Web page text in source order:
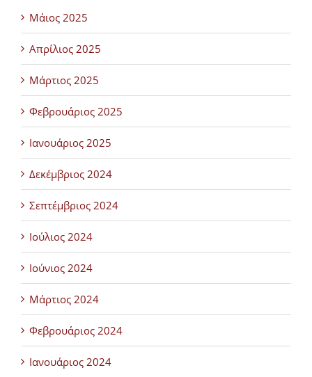
Μάιος 2025
Απρίλιος 2025
Μάρτιος 2025
Φεβρουάριος 2025
Ιανουάριος 2025
Δεκέμβριος 2024
Σεπτέμβριος 2024
Ιούλιος 2024
Ιούνιος 2024
Μάρτιος 2024
Φεβρουάριος 2024
Ιανουάριος 2024